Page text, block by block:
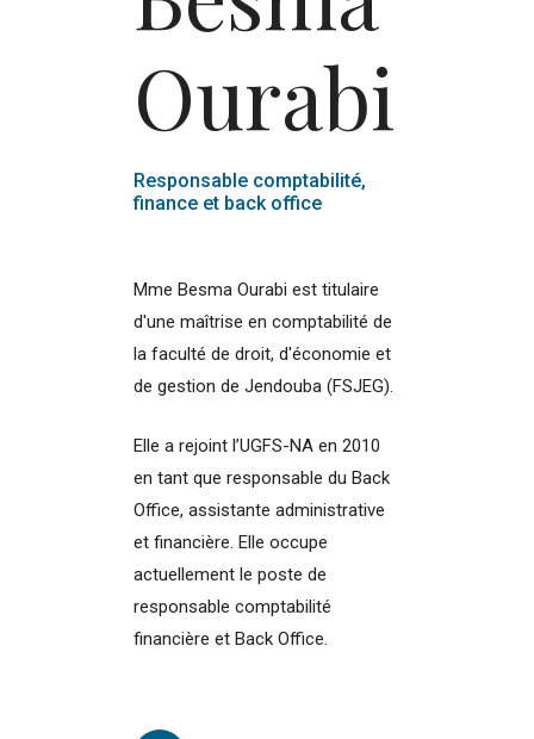
Ourabi
Responsable comptabilité,
finance et back office
Mme Besma Ourabi est titulaire
d'une maîtrise en comptabilité de
la faculté de droit, d'économie et
de gestion de Jendouba (FSJEG).
Elle a rejoint l’UGFS-NA en 2010
en tant que responsable du Back
Office, assistante administrative
et financière. Elle occupe
actuellement le poste de
responsable comptabilité
financière et Back Office.